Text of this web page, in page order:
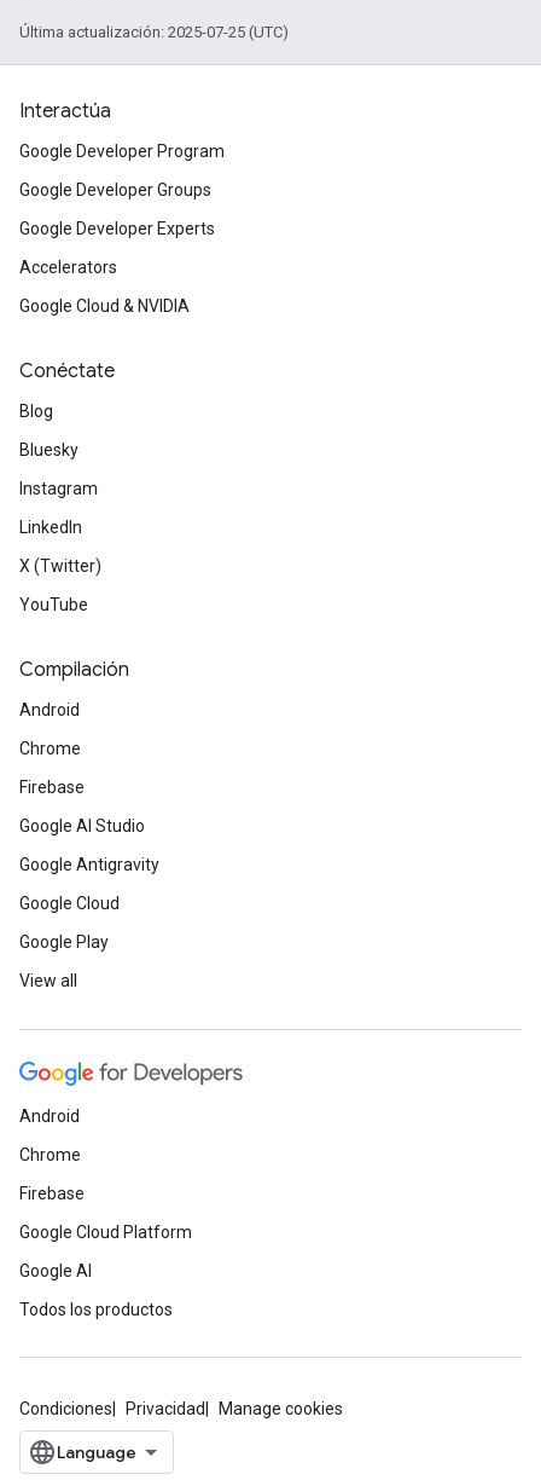
Última actualización: 2025-07-25 (UTC)
Interactúa
Google Developer Program
Google Developer Groups
Google Developer Experts
Accelerators
Google Cloud & NVIDIA
Conéctate
Blog
Bluesky
Instagram
LinkedIn
X (Twitter)
YouTube
Compilación
Android
Chrome
Firebase
Google AI Studio
Google Antigravity
Google Cloud
Google Play
View all
Android
Chrome
Firebase
Google Cloud Platform
Google AI
Todos los productos
Condiciones Privacidad Manage cookies